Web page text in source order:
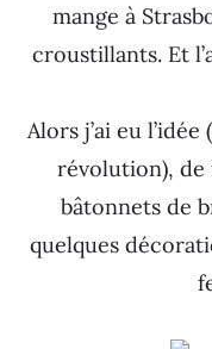
mange à
croustillants. Et
Alors j’ai eu l’idée
révolution), de
bâtonnets de
quelques